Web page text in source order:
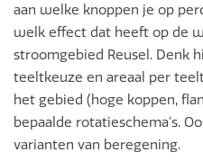
aan welke knoppen je op
welk effect dat heeft op de
stroomgebied Reusel. Denk
teeltkeuze en areaal per
het gebied (hoge koppen,
bepaalde rotatieschema’s.
varianten van beregening.